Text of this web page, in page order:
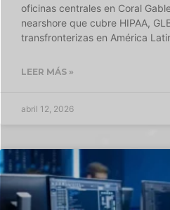
oficinas centrales en Coral
nearshore que cubre HIPAA,
transfronterizas en América
LEER MÁS »
abril 12, 2026